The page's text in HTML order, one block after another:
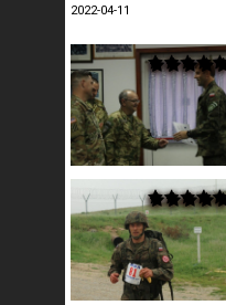
2022-04-11